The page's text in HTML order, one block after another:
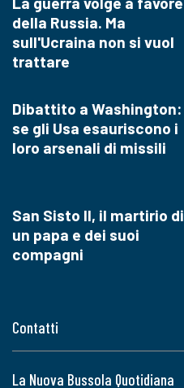
Contatti
La Nuova Bussola Quotidiana
della Russia. Ma
sull'Ucraina non si vuol
trattare
Dibattito a Washington:
se gli Usa esauriscono i
loro arsenali di missili
San Sisto II, il martirio di
un papa e dei suoi
compagni